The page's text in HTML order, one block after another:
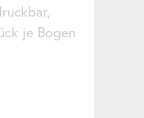
je Bogen